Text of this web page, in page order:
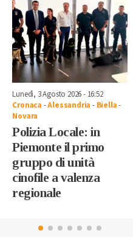
Lunedì, 3 Agosto 2026 - 16:52
Cronaca -Alessandria - Biella-
Novara
Polizia Locale: in
Piemonte il primo
gruppo di unità
cinofile a valenza
regionale